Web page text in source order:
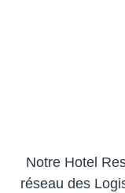
Notre Hotel
réseau des